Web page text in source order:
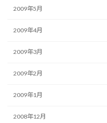
2009年5月
2009年4月
2009年3月
2009年2月
2009年1月
2008年12月